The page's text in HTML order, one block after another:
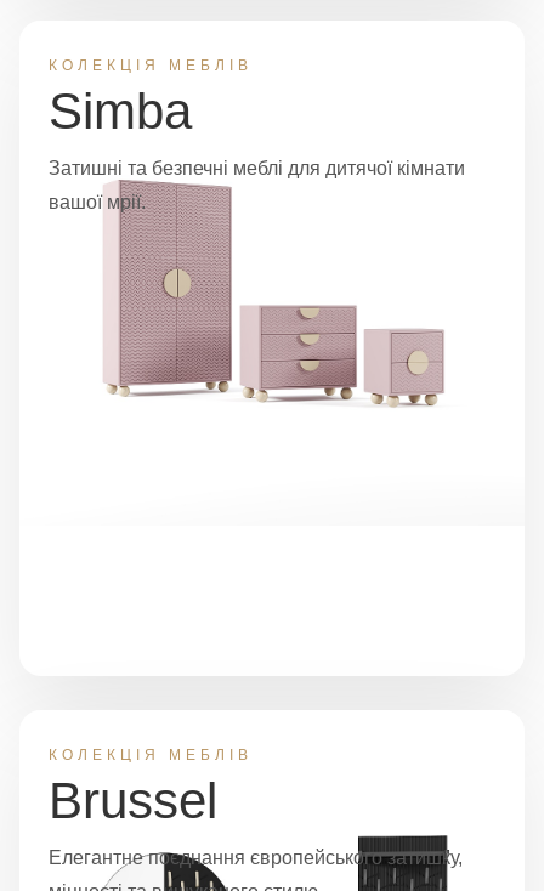
КОЛЕКЦІЯ МЕБЛІВ
Simba
Затишні та безпечні меблі для дитячої кімнати
вашої мрії.
КОЛЕКЦІЯ МЕБЛІВ
Brussel
Елегантне поєднання європейського затишку,